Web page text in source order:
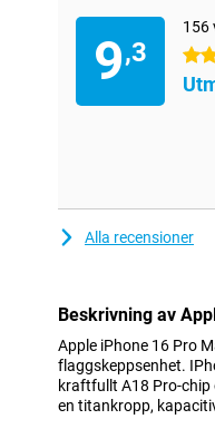
9,3
156
4.5
Alla recensioner
Beskrivning av
Apple iPhone 16 Pro
flaggskeppsenhet.
kraftfullt A18 Pro-chip
en titankropp,